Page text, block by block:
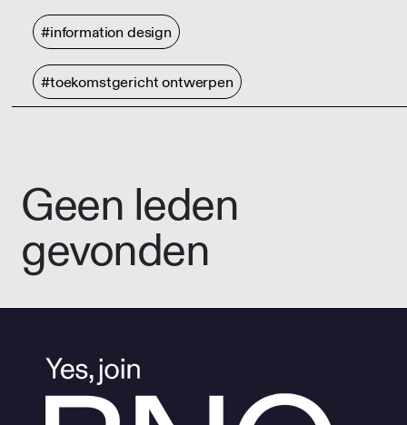
#information design
#toekomstgericht ontwerpen
Geen leden
gevonden